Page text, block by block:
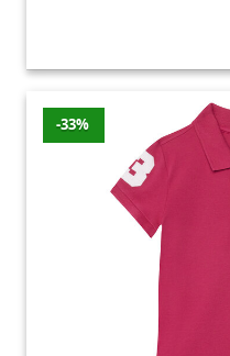
-33%